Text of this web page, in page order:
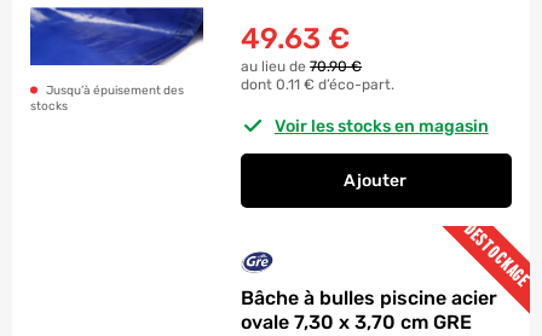
Jusqu’à épuisement des
stocks
49.63 €
au lieu de70.90 €
dont 0.11 € d’éco-part.
Voir les stocks en magasin
Ajouter
Bâche de piscine
DESTOCKAGE
Bâche à bulles piscine acier
ovale 7,30 x 3,70 cm GRE